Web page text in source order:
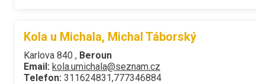
Kola u Michala, Michal Táborský
Karlova 840 , Beroun
Email: kola.umichala@seznam.cz
Telefon: 311624831,777346884